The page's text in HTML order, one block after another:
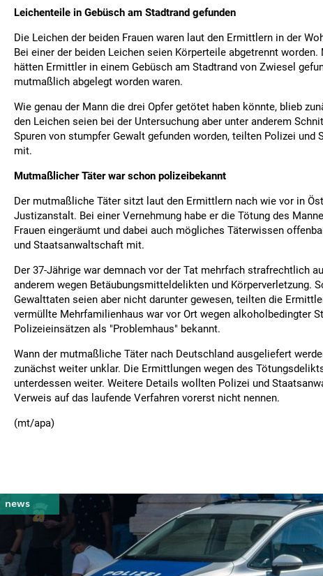
Leichenteile in Gebüsch am Stadtrand gefunden
Die Leichen der beiden Frauen waren laut den Ermittlern in der
Bei einer der beiden Leichen seien Körperteile abgetrennt worden.
hätten Ermittler in einem Gebüsch am Stadtrand von Zwiesel
mutmaßlich abgelegt worden waren.
Wie genau der Mann die drei Opfer getötet haben könnte, blieb
den Leichen seien bei der Untersuchung aber unter anderem
Spuren von stumpfer Gewalt gefunden worden, teilten Polizei und
mit.
Mutmaßlicher Täter war schon polizeibekannt
Der mutmaßliche Täter sitzt laut den Ermittlern nach wie vor in
Justizanstalt. Bei einer Vernehmung habe er die Tötung des
Frauen eingeräumt und dabei auch mögliches Täterwissen
und Staatsanwaltschaft mit.
Der 37-Jährige war demnach vor der Tat mehrfach strafrechtlich
anderem wegen Betäubungsmitteldelikten und Körperverletzung.
Gewalttaten seien aber nicht darunter gewesen, teilten die
vermüllte Mehrfamilienhaus war vor Ort wegen alkoholbedingter
Polizeieinsätzen als "Problemhaus" bekannt.
Wann der mutmaßliche Täter nach Deutschland ausgeliefert
zunächst weiter unklar. Die Ermittlungen wegen des
unterdessen weiter. Weitere Details wollten Polizei und
Verweis auf das laufende Verfahren vorerst nicht nennen.
(mt/apa)